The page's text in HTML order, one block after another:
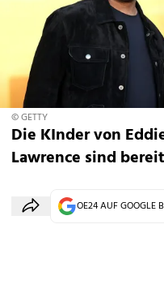
© GETTY
Die KInder von
Lawrence sind
OE24 AUF GOOGLE